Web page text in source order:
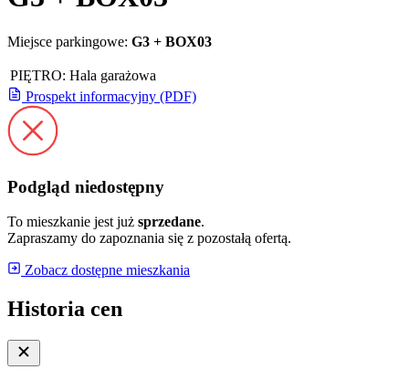
Miejsce parkingowe: G3 + BOX03
PIĘTRO: Hala garażowa
Prospekt informacyjny (PDF)
Podgląd niedostępny
To mieszkanie jest już sprzedane.
Zapraszamy do zapoznania się z pozostałą ofertą.
Zobacz dostępne mieszkania
Historia cen